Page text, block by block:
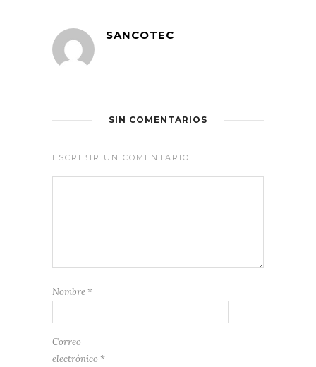
SANCOTEC
SIN COMENTARIOS
ESCRIBIR UN COMENTARIO
Nombre *
Correo
electrónico *